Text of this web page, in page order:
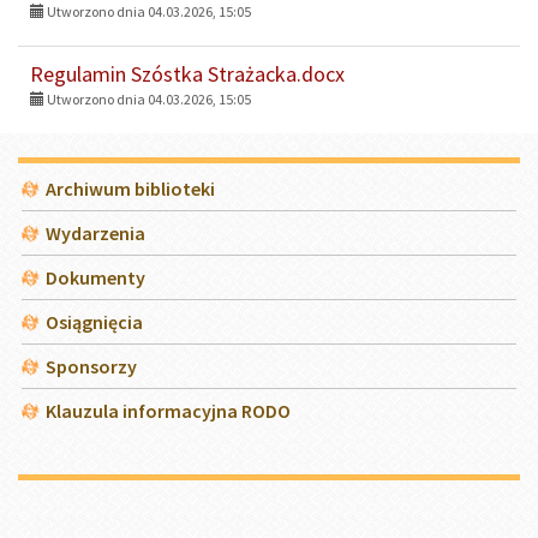
Utworzono dnia 04.03.2026, 15:05
Regulamin Szóstka Strażacka.docx
Utworzono dnia 04.03.2026, 15:05
Menu
Archiwum biblioteki
Wydarzenia
Dokumenty
Osiągnięcia
Sponsorzy
Klauzula informacyjna RODO